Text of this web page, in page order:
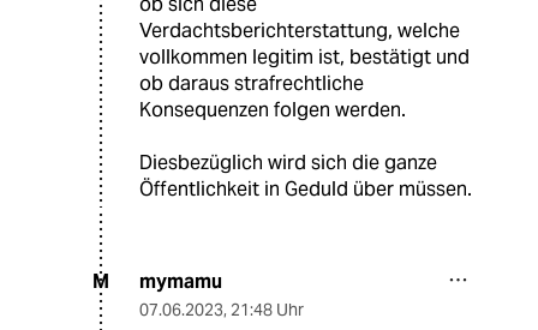
Verdachtsberichterstattung, welche
vollkommen legitim ist, bestätigt und
ob daraus strafrechtliche
Konsequenzen folgen werden.
Diesbezüglich wird sich die ganze
Öffentlichkeit in Geduld über müssen.
M mymamu
07.06.2023, 21:48 Uhr